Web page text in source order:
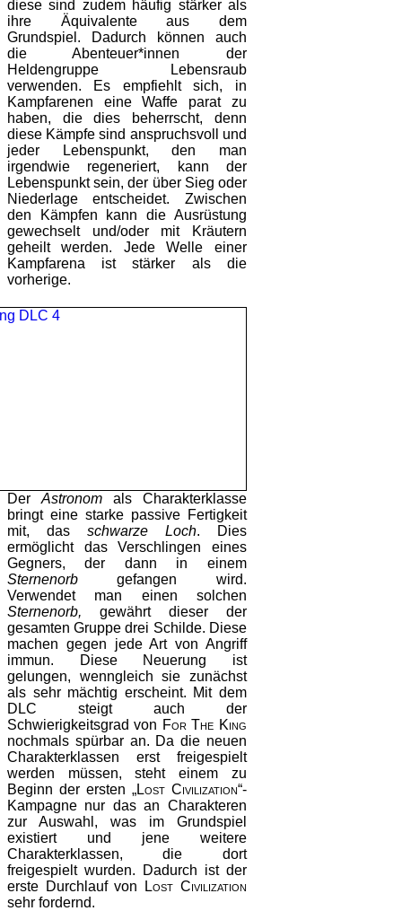
diese sind zudem häufig stärker als
ihre Äquivalente aus dem
Grundspiel. Dadurch können auch
die Abenteuer*innen der
Heldengruppe Lebensraub
verwenden. Es empfiehlt sich, in
Kampfarenen eine Waffe parat zu
haben, die dies beherrscht, denn
diese Kämpfe sind anspruchsvoll und
jeder Lebenspunkt, den man
irgendwie regeneriert, kann der
Lebenspunkt sein, der über Sieg oder
Niederlage entscheidet. Zwischen
den Kämpfen kann die Ausrüstung
gewechselt und/oder mit Kräutern
geheilt werden. Jede Welle einer
Kampfarena ist stärker als die
vorherige.
Der Astronom als Charakterklasse
bringt eine starke passive Fertigkeit
mit, das schwarze Loch. Dies
ermöglicht das Verschlingen eines
Gegners, der dann in einem
Sternenorb gefangen wird.
Verwendet man einen solchen
Sternenorb, gewährt dieser der
gesamten Gruppe drei Schilde. Diese
machen gegen jede Art von Angriff
immun. Diese Neuerung ist
gelungen, wenngleich sie zunächst
als sehr mächtig erscheint. Mit dem
DLC steigt auch der
Schwierigkeitsgrad von For The King
nochmals spürbar an. Da die neuen
Charakterklassen erst freigespielt
werden müssen, steht einem zu
Beginn der ersten „Lost Civilization“-
Kampagne nur das an Charakteren
zur Auswahl, was im Grundspiel
existiert und jene weitere
Charakterklassen, die dort
freigespielt wurden. Dadurch ist der
erste Durchlauf von
Lost Civilization
sehr fordernd.